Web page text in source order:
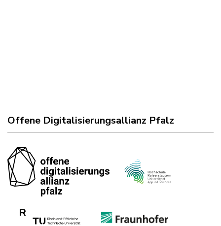
Offene Digitalisierungsallianz Pfalz